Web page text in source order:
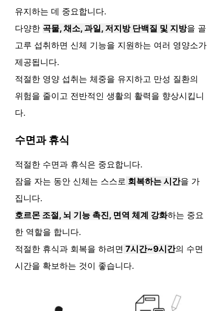
유지하는 데 중요합니다.
다양한 곡물, 채소, 과일, 저지방 단백질 및 지방을 골
고루 섭취하면 신체 기능을 지원하는 여러 영양소가
제공됩니다.
적절한 영양 섭취는 체중을 유지하고 만성 질환의
위험을 줄이고 전반적인 생활의 활력을 향상시킵니
다.
수면과 휴식
적절한 수면과 휴식은 중요합니다.
잠을 자는 동안 신체는 스스로 회복하는 시간을 가
집니다.
호르몬 조절, 뇌 기능 촉진, 면역 체계 강화하는 중요
한 역할을 합니다.
적절한 휴식과 회복을 하려면 7시간~9시간의 수면
시간을 확보하는 것이 좋습니다.